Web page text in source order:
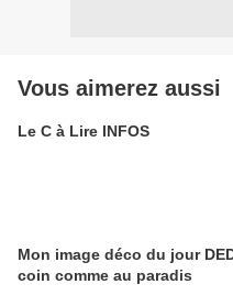
Vous aimerez aussi
Le C à Lire INFOS
Mon image déco du jour
coin comme au paradis